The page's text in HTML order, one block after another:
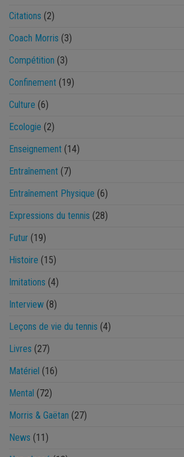
Citations (2)
Coach Morris (3)
Compétition (3)
Confinement (19)
Culture (6)
Ecologie (2)
Enseignement (14)
Entraînement (7)
Entraînement Physique (6)
Expressions du tennis (28)
Futur (19)
Histoire (15)
Imitations (4)
Interview (8)
Leçons de vie du tennis (4)
Livres (27)
Matériel (16)
Mental (72)
Morris & Gaëtan (27)
News (11)